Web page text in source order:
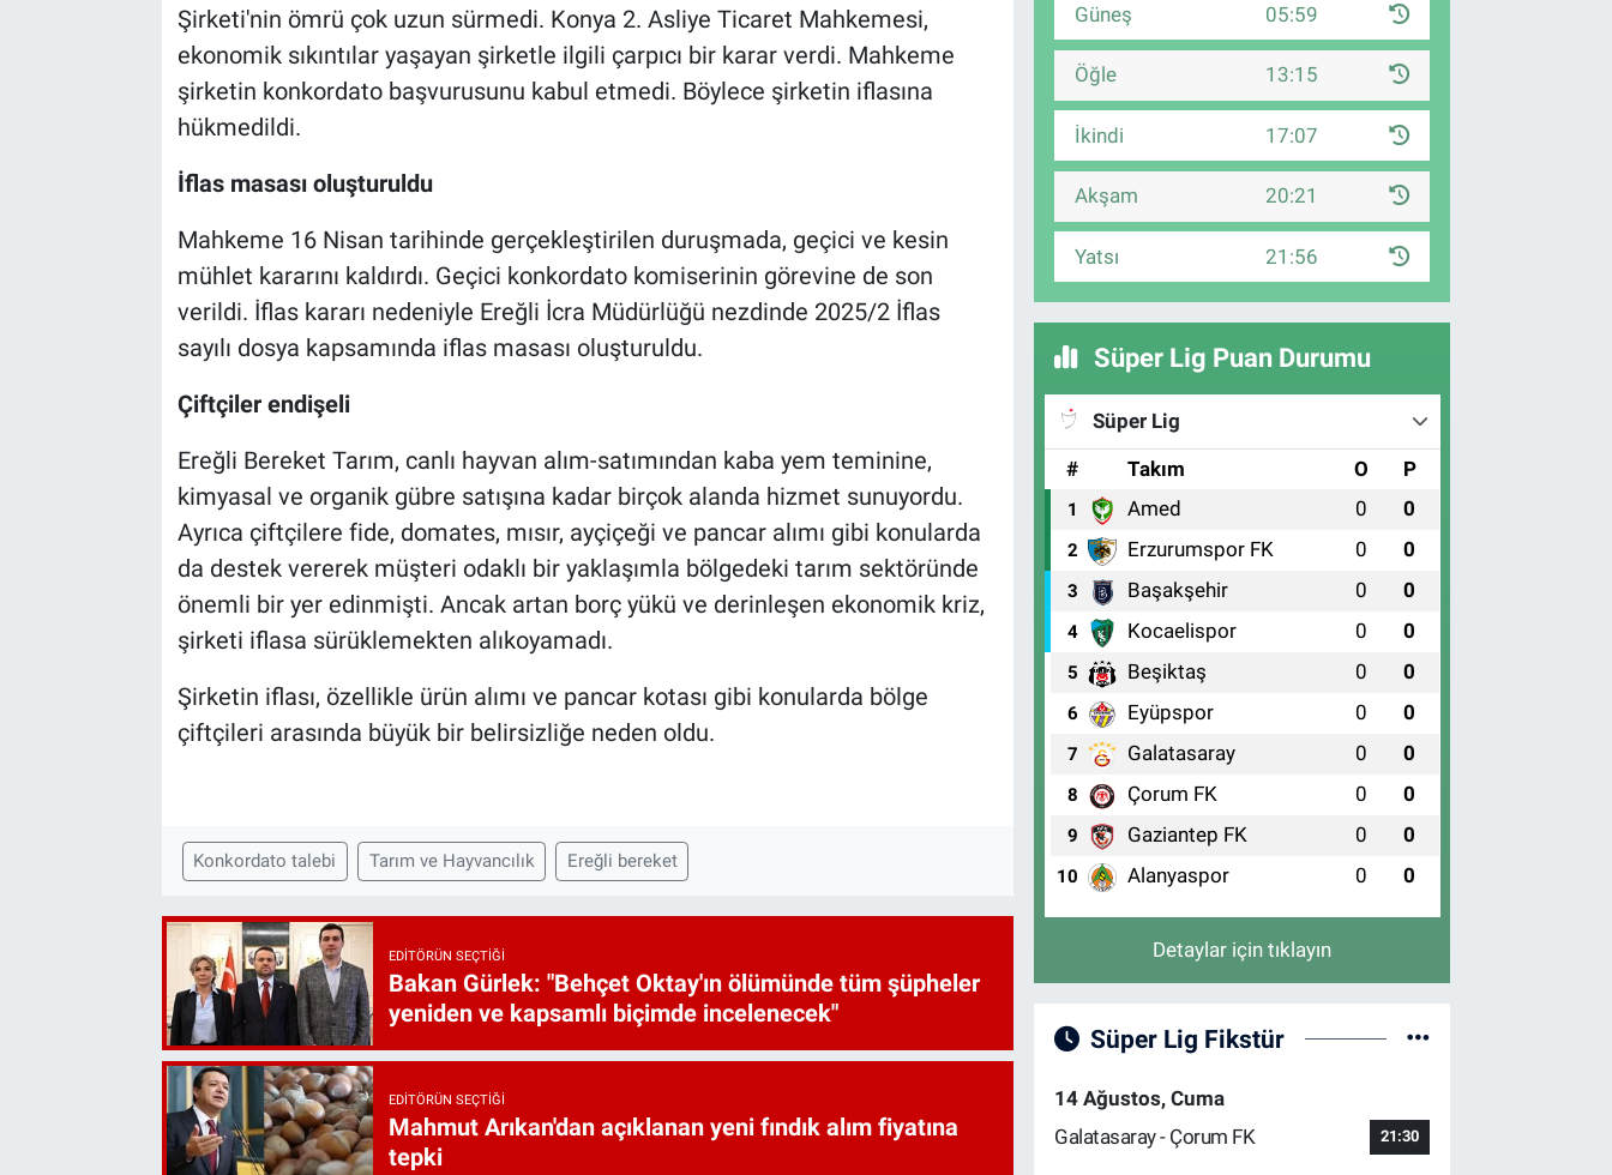
Şirketi'nin ömrü çok uzun sürmedi. Konya 2. Asliye Ticaret Mahkemesi,
ekonomik sıkıntılar yaşayan şirketle ilgili çarpıcı bir karar verdi. Mahkeme
şirketin konkordato başvurusunu kabul etmedi. Böylece şirketin iflasına
hükmedildi.
İflas masası oluşturuldu
Mahkeme 16 Nisan tarihinde gerçekleştirilen duruşmada, geçici ve kesin
mühlet kararını kaldırdı. Geçici konkordato komiserinin görevine de son
verildi. İflas kararı nedeniyle Ereğli İcra Müdürlüğü nezdinde 2025/2 İflas
sayılı dosya kapsamında iflas masası oluşturuldu.
Çiftçiler endişeli
Ereğli Bereket Tarım, canlı hayvan alım-satımından kaba yem teminine,
kimyasal ve organik gübre satışına kadar birçok alanda hizmet sunuyordu.
Ayrıca çiftçilere fide, domates, mısır, ayçiçeği ve pancar alımı gibi konularda
da destek vererek müşteri odaklı bir yaklaşımla bölgedeki tarım sektöründe
önemli bir yer edinmişti. Ancak artan borç yükü ve derinleşen ekonomik kriz,
şirketi iflasa sürüklemekten alıkoyamadı.
Şirketin iflası, özellikle ürün alımı ve pancar kotası gibi konularda bölge
çiftçileri arasında büyük bir belirsizliğe neden oldu.
Konkordato talebi Tarım ve Hayvancılık Ereğli bereket
EDITÖRÜN SEÇTIĞI
Bakan Gürlek: "Behçet Oktay'ın ölümünde tüm şüpheler
yeniden ve kapsamlı biçimde incelenecek"
EDITÖRÜN SEÇTIĞI
Mahmut Arıkan'dan açıklanan yeni fındık alım fiyatına
tepki
Güneş 05:59
Öğle 13:15
İkindi 17:07
Akşam 20:21
Yatsı 21:56
Süper Lig Puan Durumu
Süper Lig
#
Takım O P
1 Amed 0 0
2 Erzurumspor FK 0 0
3 Başakşehir 0 0
4 Kocaelispor 0 0
5 Beşiktaş 0 0
6 Eyüpspor 0 0
7 Galatasaray 0 0
8 Çorum FK 0 0
9 Gaziantep FK 0 0
10 Alanyaspor 0 0
Detaylar için tıklayın
Süper Lig Fikstür
14 Ağustos, Cuma
Galatasaray - Çorum FK
21:30